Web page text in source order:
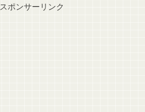
スポンサーリンク